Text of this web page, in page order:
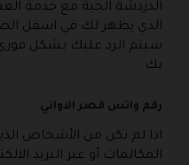
الدردشة الحية مع خدمة
الذي يظهر لك في اسفل
سيتم الرد عليك بشكل
بك .
رقم واتس قصر الاواني
اذا لم تكن من الأشخاص
المكالمات أو عبر البريد